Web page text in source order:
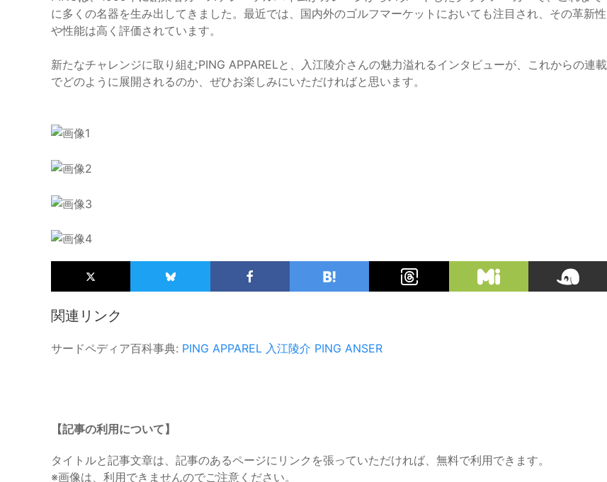
に多くの名器を生み出してきました。最近では、国内外のゴルフマーケットにおいても注目され、その革新性
や性能は高く評価されています。
新たなチャレンジに取り組むPING APPARELと、入江陵介さんの魅力溢れるインタビューが、これからの連載
でどのように展開されるのか、ぜひお楽しみにいただければと思います。
関連リンク
サードペディア百科事典: PING APPAREL 入江陵介 PING ANSER
【記事の利用について】
タイトルと記事文章は、記事のあるページにリンクを張っていただければ、無料で利用できます。
※画像は、利用できませんのでご注意ください。